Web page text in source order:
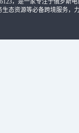
，是一家专注于俄罗斯
态资源等必备跨境服务，